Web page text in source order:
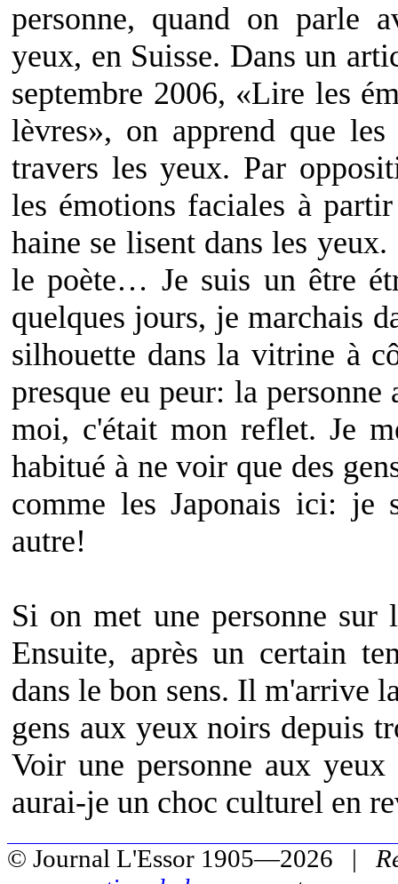
personne, quand on parle
yeux, en Suisse. Dans un
septembre 2006, «Lire les
lèvres», on apprend que
travers les yeux. Par
les émotions faciales à
haine se lisent dans les
le poète… Je suis un être
quelques jours, je marchais
silhouette dans la vitrine à
presque eu peur: la
moi, c'était mon reflet. Je
habitué à ne voir que des
comme les Japonais ici: je
autre!
Si on met une personne
Ensuite, après un certain
dans le bon sens. Il m'arrive
gens aux yeux noirs depuis
Voir une personne aux
aurai-je un choc culturel en
© Journal L'Essor 1905—2026 |